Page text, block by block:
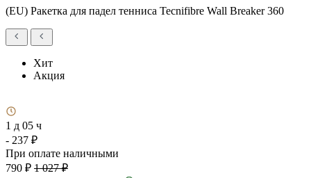
(EU) Ракетка для падел тенниса Tecnifibre Wall Breaker 360
Хит
Акция
1 д 05 ч
- 237 ₽
При оплате наличными
790 ₽ 1 027 ₽